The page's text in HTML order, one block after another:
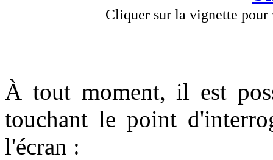
Cliquer sur la vignette
À tout moment, il est
touchant le point
l'écran :